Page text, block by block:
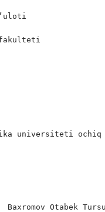
fakulteti
universiteti ochiq
Baxromov Otabek